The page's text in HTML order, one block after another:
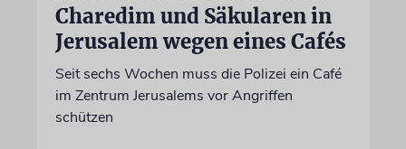
Charedim und Säkularen in
Jerusalem wegen eines Cafés
Seit sechs Wochen muss die Polizei ein Café
im Zentrum Jerusalems vor Angriffen
schützen